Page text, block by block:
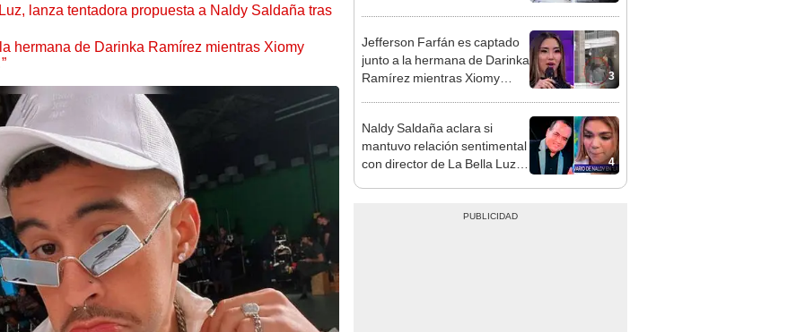
lanza tentadora propuesta a Naldy Saldaña tras
hermana de Darinka Ramírez mientras Xiomy
3
Jefferson Farfán es captado
junto a la hermana de Darinka
Ramírez mientras Xiomy
4
Naldy Saldaña aclara si
mantuvo relación sentimental
con director de La Bella Luz